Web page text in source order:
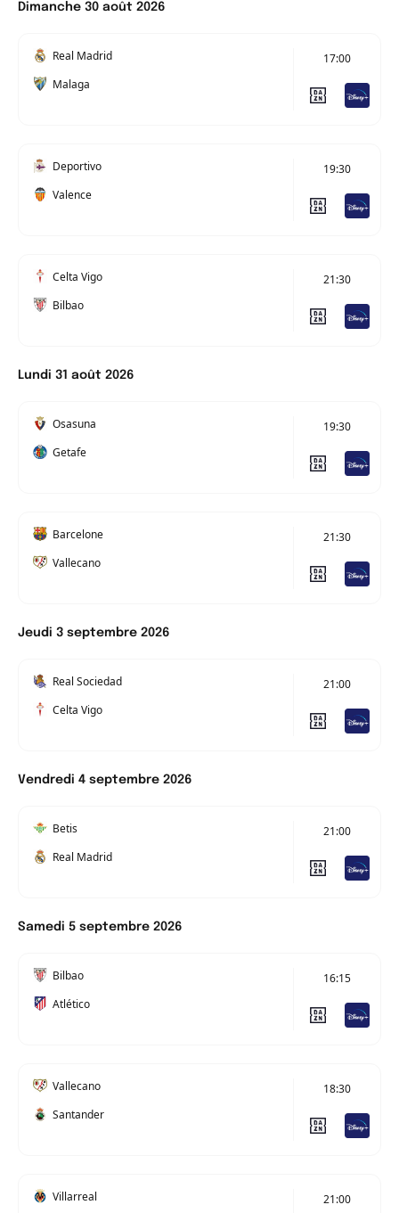
Dimanche 30 août 2026
Real Madrid
Malaga
17:00
Deportivo
Valence
19:30
Celta Vigo
Bilbao
21:30
Lundi 31 août 2026
Osasuna
Getafe
19:30
Barcelone
Vallecano
21:30
Jeudi 3 septembre 2026
Real Sociedad
Celta Vigo
21:00
Vendredi 4 septembre 2026
Betis
Real Madrid
21:00
Samedi 5 septembre 2026
Bilbao
Atlético
16:15
Vallecano
Santander
18:30
Villarreal
21:00